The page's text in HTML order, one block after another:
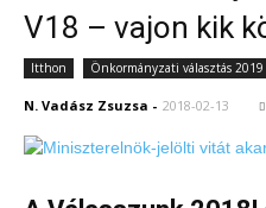
V18 – vajon kik
Itthon Önkormányzati választás 2019
N. Vadász Zsuzsa - 2018-02-13